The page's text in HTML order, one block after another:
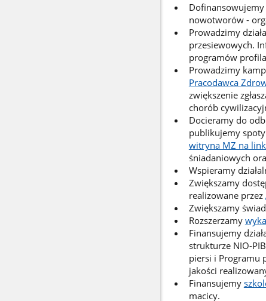
nowotworów -
Prowadzimy
przesiewowych.
programów
Prowadzimy
Pracodawca
zwiększenie
chorób
Docieramy do
publikujemy
witryna MZ na
śniadaniowych
Wspieramy
Zwiększamy
realizowane przez
Zwiększamy
Rozszerzamy
Finansujemy
strukturze NIO-
piersi i Programu
jakości
Finansujemy
macicy.